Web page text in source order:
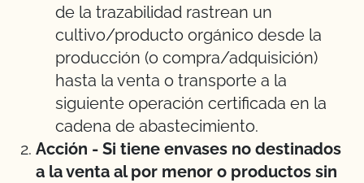
de la trazabilidad rastrean un
cultivo/producto orgánico desde la
producción (o compra/adquisición)
hasta la venta o transporte a la
siguiente operación certificada en la
cadena de abastecimiento.
Acción - Si tiene envases no destinados
a la venta al por menor o productos sin